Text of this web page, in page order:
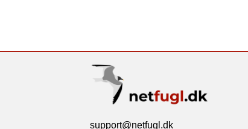
support@netfugl.dk